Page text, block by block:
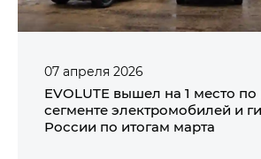
07 апреля 2026
EVOLUTE вышел на 1 место
сегменте электромобилей и
России по итогам марта